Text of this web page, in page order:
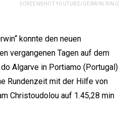
SCREENSHOT YOUTUBE/GERWIN RING
konnte den neuen
vergangenen Tagen auf dem
Algarve in Portiamo (Portugal)
Rundenzeit mit der Hilfe von
Christoudolou auf 1.45,28 min